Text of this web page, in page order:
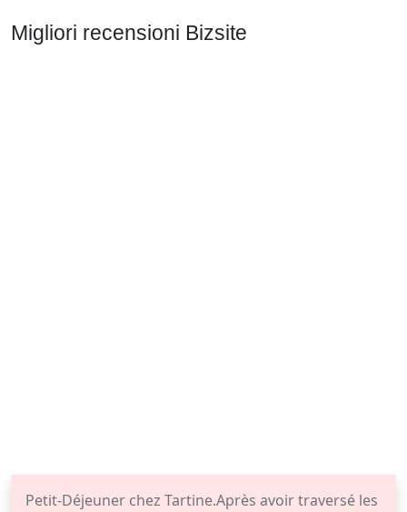
Migliori recensioni Bizsite
Petit-Déjeuner chez Tartine.Après avoir traversé les